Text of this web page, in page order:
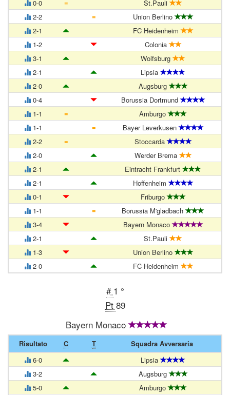
0-0 =
St.Pauli
2-2
=
Union Berlino
2-1
FC Heidenheim
1-2
Colonia
3-1
Wolfsburg
2-1
Lipsia
2-0
Augsburg
0-4
Borussia Dortmund
1-1
=
Amburgo
1-1
=
Bayer Leverkusen
2-2
=
Stoccarda
2-0
Werder Brema
2-1
Eintracht Frankfurt
2-1
Hoffenheim
0-1
Friburgo
1-1
=
Borussia M'gladbach
3-4
Bayern Monaco
2-1
St.Pauli
1-3
Union Berlino
2-0
FC Heidenheim
# 1 °
Pt 89
Bayern Monaco
Risultato C T
Squadra Avversaria
6-0
Lipsia
3-2
Augsburg
5-0
Amburgo